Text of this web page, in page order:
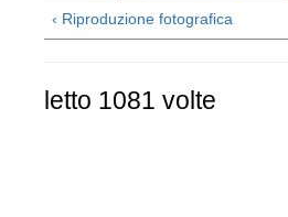
‹ Riproduzione fotografica
letto 1081 volte